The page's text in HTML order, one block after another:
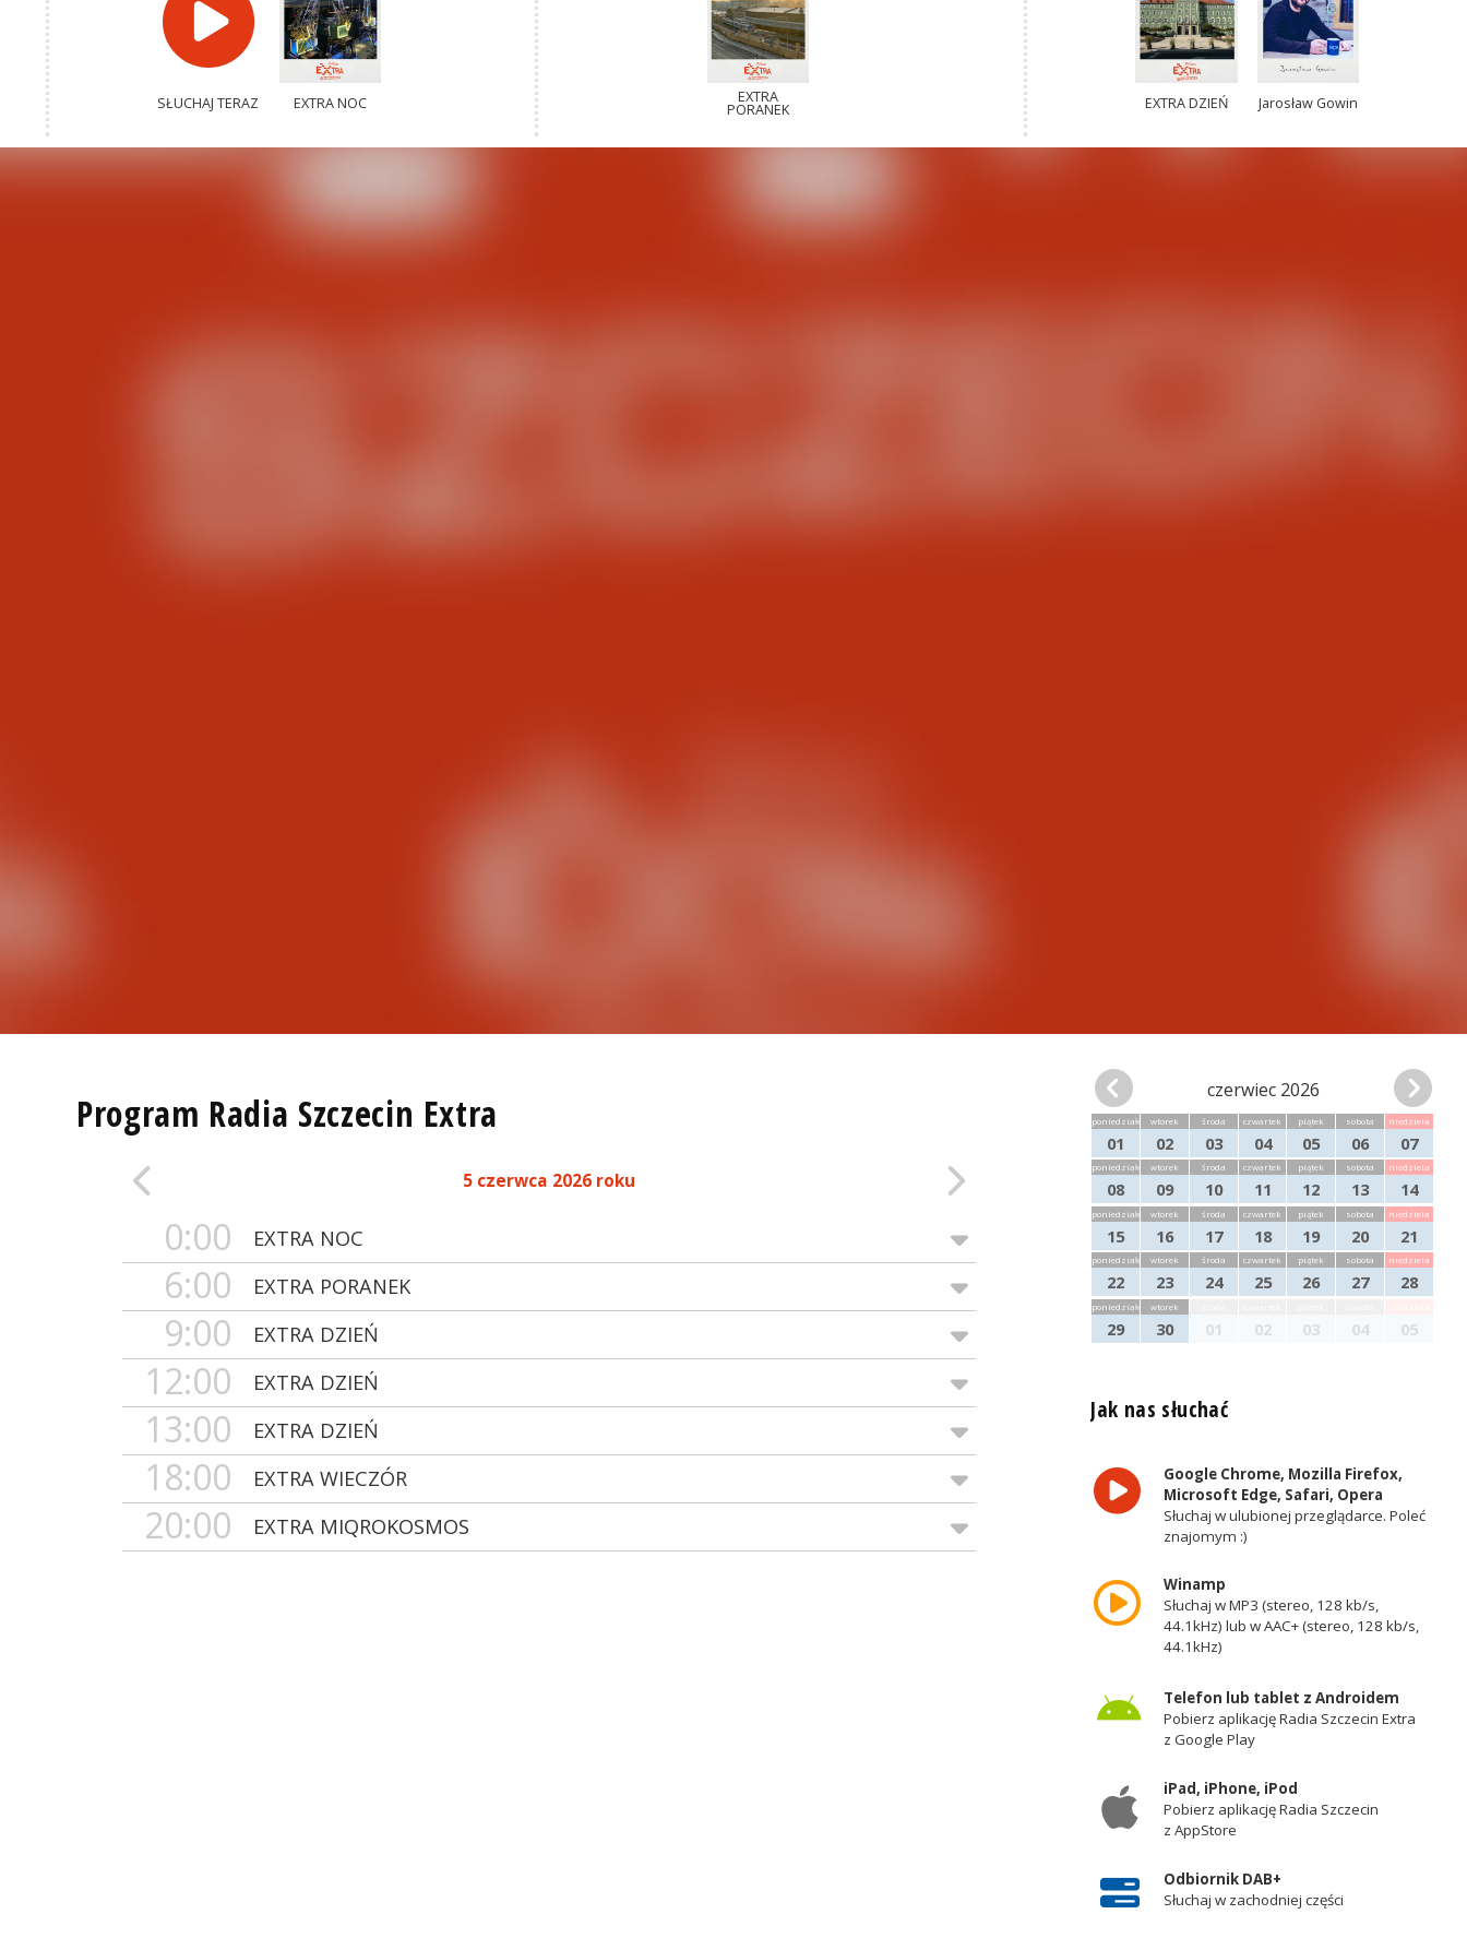
SŁUCHAJ TERAZ EXTRA NOC EXTRA
PORANEK EXTRA DZIEŃ Jarosław Gowin
Program Radia Szczecin Extra
5 czerwca 2026 roku
0:00 EXTRA NOC
6:00 EXTRA PORANEK
9:00 EXTRA DZIEŃ
12:00 EXTRA DZIEŃ
13:00 EXTRA DZIEŃ
18:00 EXTRA WIECZÓR
20:00 EXTRA MIQROKOSMOS
czerwiec 2026
poniedziałek
01
wtorek
02
środa
03
czwartek
04
piątek
05
sobota
06
niedziela
07
poniedziałek
08
wtorek
09
środa
10
czwartek
11
piątek
12
sobota
13
niedziela
14
poniedziałek
15
wtorek
16
środa
17
czwartek
18
piątek
19
sobota
20
niedziela
21
poniedziałek
22
wtorek
23
środa
24
czwartek
25
piątek
26
sobota
27
niedziela
28
poniedziałek
29
wtorek
30 01 02 03 04 05
Jak nas słuchać
Google Chrome, Mozilla Firefox,
Microsoft Edge, Safari, Opera
Słuchaj w ulubionej przeglądarce. Poleć
znajomym :)
Winamp
Słuchaj w MP3 (stereo, 128 kb/s,
44.1kHz) lub w AAC+ (stereo, 128 kb/s,
44.1kHz)
Telefon lub tablet z Androidem
Pobierz aplikację Radia Szczecin Extra
z Google Play
iPad, iPhone, iPod
Pobierz aplikację Radia Szczecin
z AppStore
Odbiornik DAB+
Słuchaj w zachodniej części